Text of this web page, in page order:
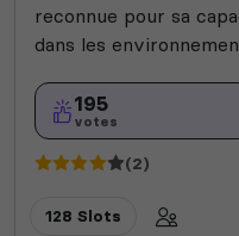
reconnue pour sa
dans les
195
votes
(2)
128 Slots